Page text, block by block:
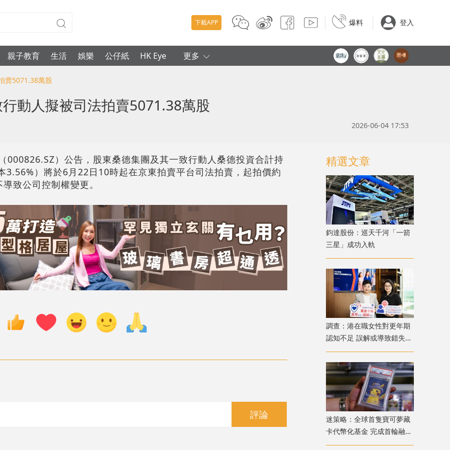
下載APP 爆料 登入
親子教育 生活 娛樂 公仔紙 HK Eye 更多
賣5071.38萬股
動人擬被司法拍賣5071.38萬股
2026-06-04 17:53
000826.SZ）公告，股東桑德集團及其一致行動人桑德投資合計持
3.56%）將於6月22日10時起在京東拍賣平台司法拍賣，起拍價約
致公司控制權變更。
評論
精選文章
鈞達股份：巡天千河「一箭
三星」成功入軌
調查：港在職女性對更年期
認知不足 誤解或導致錯失
「黃金預防期」
迷策略：全球首隻寶可夢藏
卡代幣化基金 完成首輪融資
兼獲超購